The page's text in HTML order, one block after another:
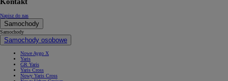
Kontakt
Napisz do nas
Samochody
Samochody
Samochody osobowe
Nowe Aygo X
Yaris
GR Yaris
Yaris Cross
Nowy Yaris Cross